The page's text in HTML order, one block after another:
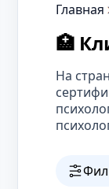
Главная
🏥
На